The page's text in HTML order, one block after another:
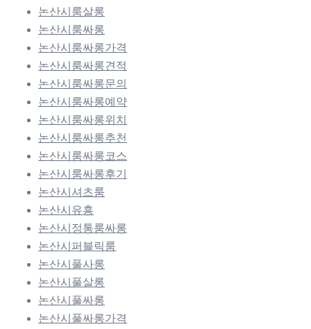
논산시룸살롱
논산시룸싸롱
논산시룸싸롱가격
논산시룸싸롱견적
논산시룸싸롱문의
논산시룸싸롱예약
논산시룸싸롱위치
논산시룸싸롱추천
논산시룸싸롱코스
논산시룸싸롱후기
논산시셔츠룸
논산시유흥
논산시정통룸싸롱
논산시퍼블릭룸
논산시풀사롱
논산시풀살롱
논산시풀싸롱
논산시풀싸롱가격